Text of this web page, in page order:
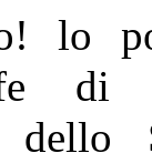
lo
di